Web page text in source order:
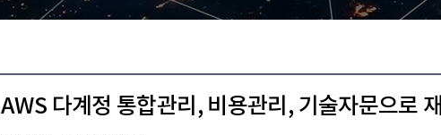
AWS 다계정 통합관리, 비용관리, 기술자문으로